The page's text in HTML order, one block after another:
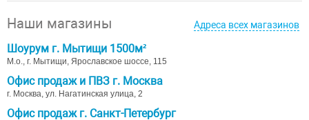
Наши магазины Адреса всех магазинов
Шоурум г. Мытищи 1500м²
М.о., г. Мытищи, Ярославское шоссе, 115
Офис продаж и ПВЗ г. Москва
г. Москва, ул. Нагатинская улица, 2
Офис продаж г. Санкт-Петербург